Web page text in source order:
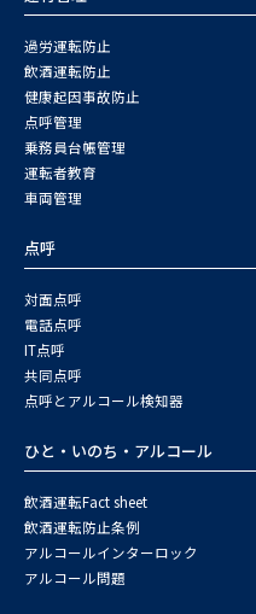
過労運転防止
飲酒運転防止
健康起因事故防止
点呼管理
乗務員台帳管理
運転者教育
車両管理
点呼
対面点呼
電話点呼
IT点呼
共同点呼
点呼とアルコール検知器
ひと・いのち・アルコール
飲酒運転Fact sheet
飲酒運転防止条例
アルコールインターロック
アルコール問題